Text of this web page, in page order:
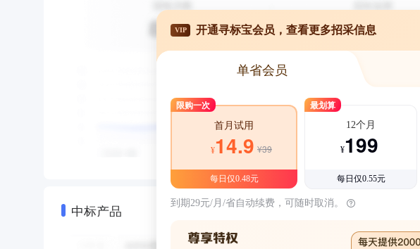
中标产品
VIP 开通寻标宝会员，查看更多招采信息
单省会员
限购一次
首月试用
¥14.9 ¥39
每日仅0.48元
最划算
12个月
¥199
每日仅0.55元
到期29元/月/省自动续费，可随时取消。